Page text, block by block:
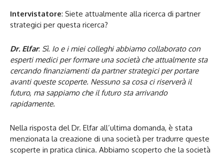
Intervistatore: Siete attualmente alla ricerca di partner
strategici per questa ricerca?
Dr. Elfar: Sì. Io e i miei colleghi abbiamo collaborato con
esperti medici per formare una società che attualmente sta
cercando finanziamenti da partner strategici per portare
avanti queste scoperte. Nessuno sa cosa ci riserverà il
futuro, ma sappiamo che il futuro sta arrivando
rapidamente.
Nella risposta del Dr. Elfar all’ultima domanda, è stata
menzionata la creazione di una società per tradurre queste
scoperte in pratica clinica. Abbiamo scoperto che la società